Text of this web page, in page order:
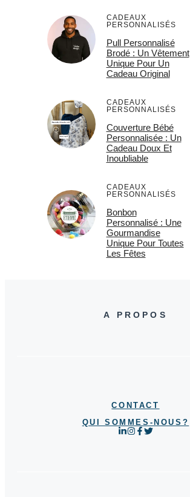
CADEAUX
PERSONNALISÉS
Pull Personnalisé
Brodé : Un Vêtement
Unique Pour Un
Cadeau Original
CADEAUX
PERSONNALISÉS
Couverture Bébé
Personnalisée : Un
Cadeau Doux Et
Inoubliable
CADEAUX
PERSONNALISÉS
Bonbon
Personnalisé : Une
Gourmandise
Unique Pour Toutes
Les Fêtes
A PROPOS
CONTACT
QUI SOMMES-NOUS?